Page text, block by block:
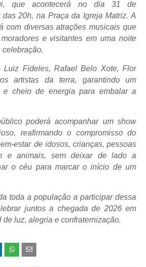
que acontecerá no dia 31 de
das 20h, na Praça da Igreja Matriz. A
com diversas atrações musicais que
e visitantes em uma noite
celebração.
Luiz Fideles, Rafael Belo Xote, Flor
artistas da terra, garantindo um
e cheio de energia para embalar a
poderá acompanhar um show
reafirmando o compromisso do
estar de idosos, crianças, pessoas
e animais, sem deixar de lado a
o céu para marcar o início de um
toda a população a participar dessa
juntos a chegada de 2026 em
de luz, alegria e confraternização.